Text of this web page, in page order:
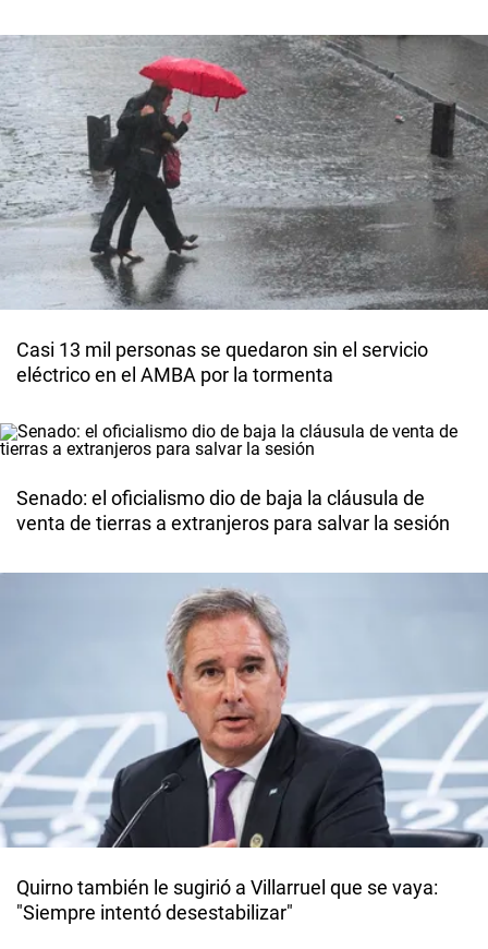
Casi 13 mil personas se quedaron sin el servicio
eléctrico en el AMBA por la tormenta
Senado: el oficialismo dio de baja la cláusula de
venta de tierras a extranjeros para salvar la sesión
Quirno también le sugirió a Villarruel que se vaya:
"Siempre intentó desestabilizar"